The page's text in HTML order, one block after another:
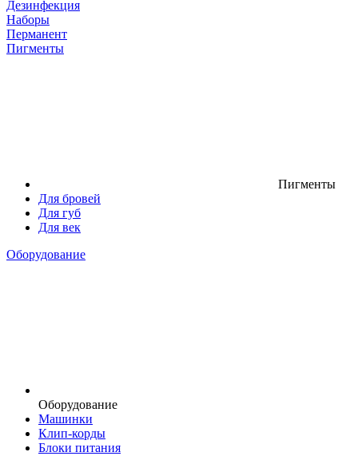
Дезинфекция
Наборы
Перманент
Пигменты
Пигменты
Для бровей
Для губ
Для век
Оборудование
Оборудование
Машинки
Клип-корды
Блоки питания